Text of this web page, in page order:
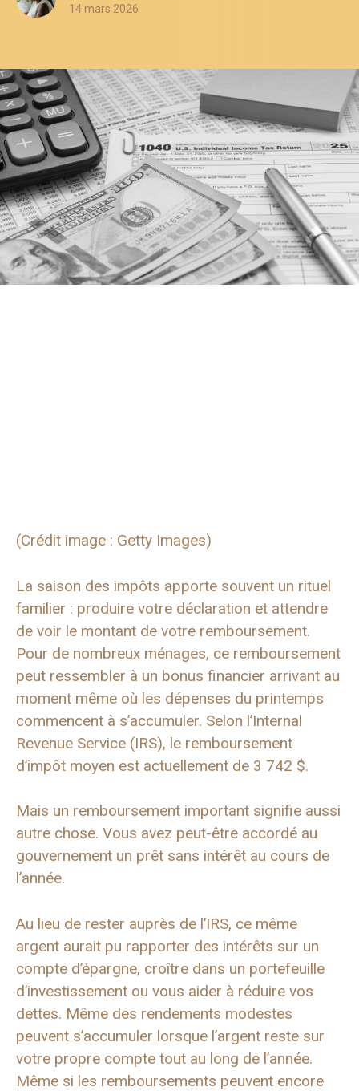
14 mars 2026
(Crédit image : Getty Images)
La saison des impôts apporte souvent un rituel
familier : produire votre déclaration et attendre
de voir le montant de votre remboursement.
Pour de nombreux ménages, ce remboursement
peut ressembler à un bonus financier arrivant au
moment même où les dépenses du printemps
commencent à s’accumuler. Selon l’Internal
Revenue Service (IRS), le remboursement
d’impôt moyen est actuellement de 3 742 $.
Mais un remboursement important signifie aussi
autre chose. Vous avez peut-être accordé au
gouvernement un prêt sans intérêt au cours de
l’année.
Au lieu de rester auprès de l’IRS, ce même
argent aurait pu rapporter des intérêts sur un
compte d’épargne, croître dans un portefeuille
d’investissement ou vous aider à réduire vos
dettes. Même des rendements modestes
peuvent s’accumuler lorsque l’argent reste sur
votre propre compte tout au long de l’année.
Même si les remboursements peuvent encore